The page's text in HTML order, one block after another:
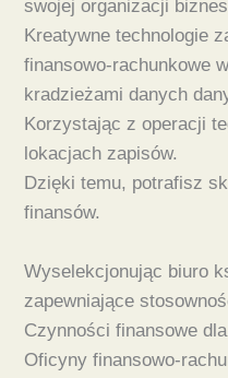
swojej organizacji
Kreatywne technologie
finansowo-rachunkowe
kradzieżami danych
Korzystając z operacji
lokacjach zapisów.
Dzięki temu, potrafisz
finansów.
Wyselekcjonując biuro
zapewniające
Czynności finansowe
Oficyny finansowo-